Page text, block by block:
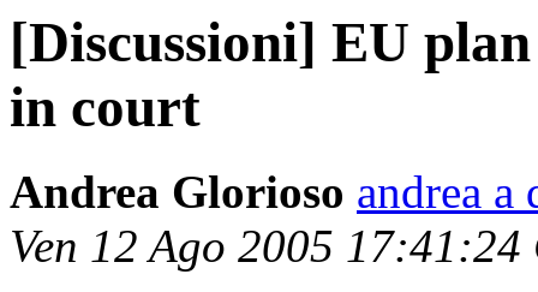
[Discussioni] EU
in court
Andrea Glorioso andrea
Ven 12 Ago 2005 17:41:24